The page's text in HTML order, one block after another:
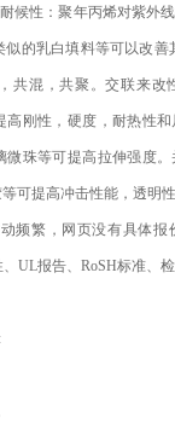
候性：聚年丙烯对紫外
似的乳白填料等可以改
共混，共聚。交联来改
高刚性，硬度，耐热性
微珠等可提高拉伸强度
可提高冲击性能，透明性
频繁，网页没有具体报
UL报告、RoSH标准、
: